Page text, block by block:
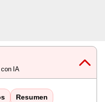
IA
Resumen